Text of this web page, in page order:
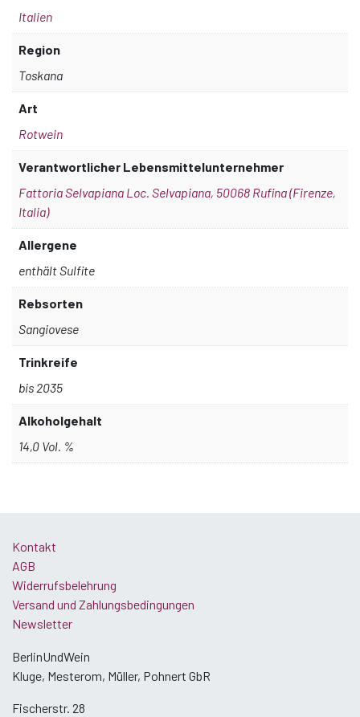
Italien
Region
Toskana
Art
Rotwein
Verantwortlicher Lebensmittelunternehmer
Fattoria Selvapiana Loc. Selvapiana, 50068 Rufina (Firenze,
Italia)
Allergene
enthält Sulfite
Rebsorten
Sangiovese
Trinkreife
bis 2035
Alkoholgehalt
14,0 Vol. %
Kontakt
AGB
Widerrufsbelehrung
Versand und Zahlungsbedingungen
Newsletter
BerlinUndWein
Kluge, Mesterom, Müller, Pohnert GbR
Fischerstr. 28